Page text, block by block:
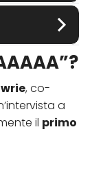
, co-
a
il primo